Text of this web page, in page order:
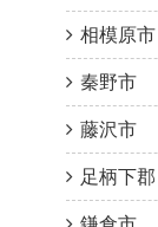
相模原市
秦野市
藤沢市
足柄下郡